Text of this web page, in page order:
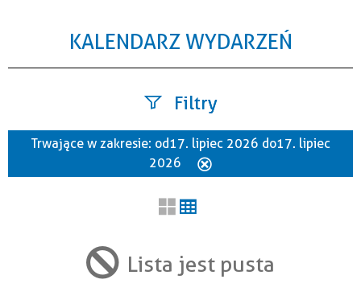
KALENDARZ WYDARZEŃ
Filtry
Szukana fraza
Trwające w zakresie
Trwające w zakresie: od 17. lipiec 2026 do 17. lipiec
2026
Lista jest pusta